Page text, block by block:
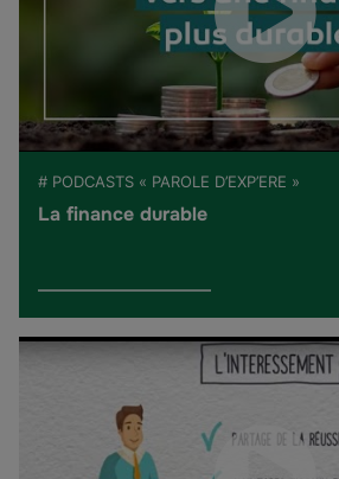
# PODCASTS « PAROLE D’EXP’ERE »
La finance durable